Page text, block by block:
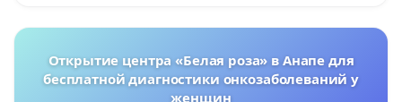
Открытие центра «Белая роза» в Анапе для
бесплатной диагностики онкозаболеваний у
женщин